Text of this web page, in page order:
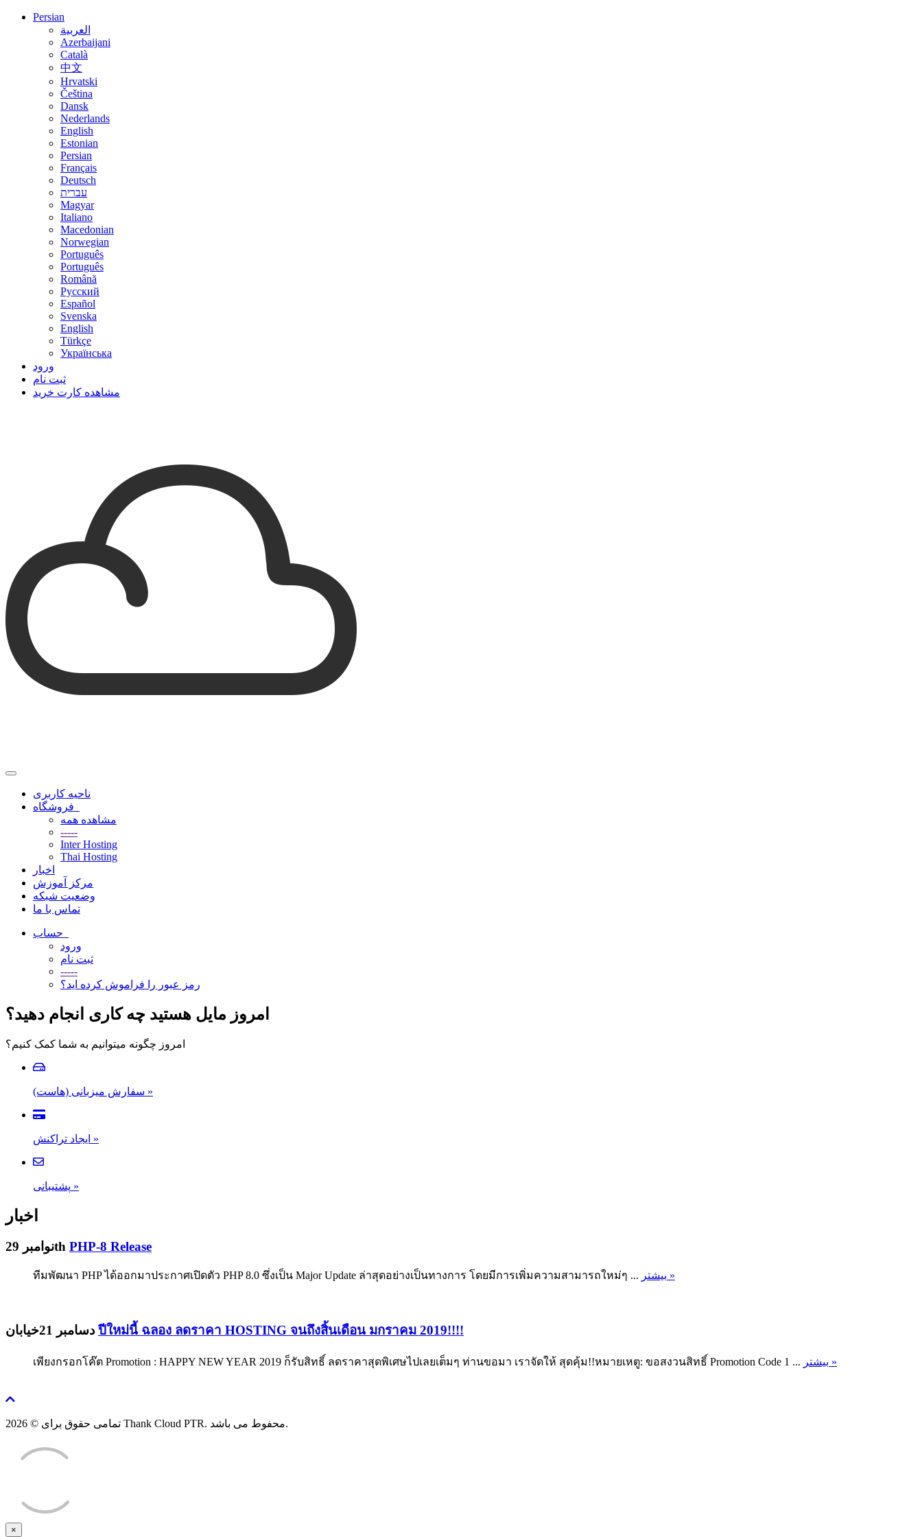
Persian
العربية
Azerbaijani
Català
中文
Hrvatski
Čeština
Dansk
Nederlands
English
Estonian
Persian
Français
Deutsch
עברית
Magyar
Italiano
Macedonian
Norwegian
Português
Português
Română
Русский
Español
Svenska
English
Türkçe
Українська
ورود
ثبت نام
مشاهده کارت خرید
تغییر
ناوبریناحیه کاربری
مشاهده همه
-----
Inter Hosting
Thai Hosting
اخبار
مرکز آموزش
وضعیت شبکه
تماس با ما
ورود
ثبت نام
-----
رمز عبور را فراموش کرده اید؟
امروز مایل هستید چه کاری انجام دهید؟
امروز چگونه میتوانیم به شما کمک کنیم؟
»
»
»
اخبار
نوامبر 29th PHP-8 Release
ทีมพัฒนา PHP ได้ออกมาประกาศเปิดตัว PHP 8.0 ซึ่งเป็น Major Update ล่าสุดอย่างเป็นทางการ โดยมีการเพิ่มความสามารถใหม่ๆ ... بیشتر »
دسامبر 21خیابانปีใหม่นี้ ฉลอง ลดราคา HOSTING จนถึงสิ้นเดือน มกราคม 2019!!!!
เพียงกรอกโค๊ต Promotion : HAPPY NEW YEAR 2019 ก็รับสิทธิ์ ลดราคาสุดพิเศษไปเลยเต็มๆ ท่านขอมา เราจัดให้ สุดคุ้ม!!หมายเหตู: ขอสงวนสิทธิ์ Promotion Code 1 ... بیشتر »
تمامی حقوق برای © 2026 Thank Cloud PTR. محفوط می باشد.
×